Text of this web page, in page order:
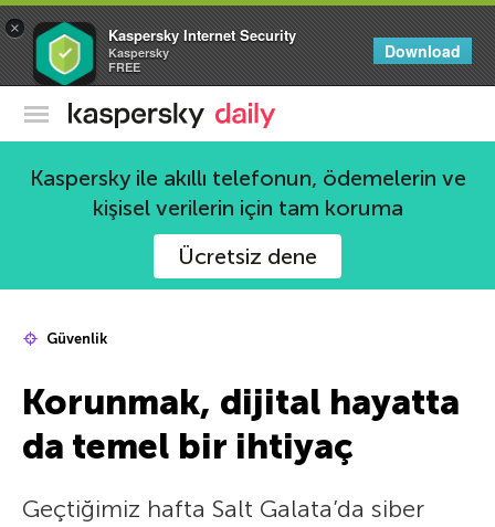
× Kaspersky Internet Security
Kaspersky
FREE
Download
Kaspersky Resmi Blogu
Kaspersky ile akıllı telefonun, ödemelerin ve
kişisel verilerin için tam koruma
Ücretsiz dene
Güvenlik
Korunmak, dijital hayatta
da temel bir ihtiyaç
Geçtiğimiz hafta Salt Galata’da siber